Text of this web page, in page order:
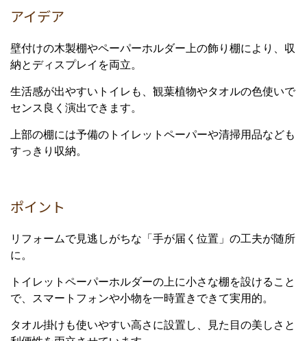
アイデア
壁付けの木製棚やペーパーホルダー上の飾り棚により、収
納とディスプレイを両立。
生活感が出やすいトイレも、観葉植物やタオルの色使いで
センス良く演出できます。
上部の棚には予備のトイレットペーパーや清掃用品なども
すっきり収納。
ポイント
リフォームで見逃しがちな「手が届く位置」の工夫が随所
に。
トイレットペーパーホルダーの上に小さな棚を設けること
で、スマートフォンや小物を一時置きできて実用的。
タオル掛けも使いやすい高さに設置し、見た目の美しさと